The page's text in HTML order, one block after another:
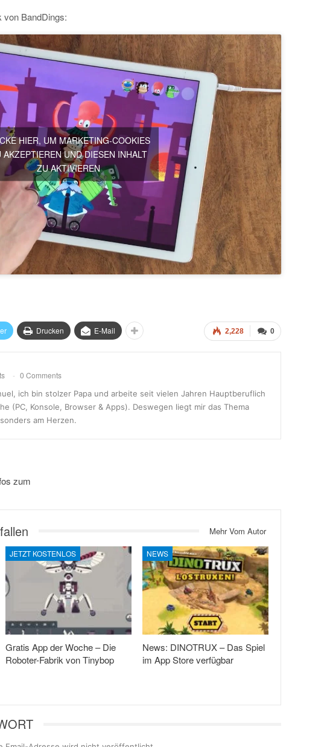
von BandDings:
HIER, UM MARKETING-COOKIES
AKZEPTIEREN UND DIESEN INHALT
ZU AKTIVIEREN
0
2,228
Drucken E-Mail
0 Comments
ich bin stolzer Papa und arbeite seit vielen Jahren Hauptberuflich
(PC, Konsole, Browser & Apps). Deswegen liegt mir das Thema
am Herzen.
zum
Mehr Vom Autor
JETZT KOSTENLOS
Gratis App der Woche – Die
Roboter-Fabrik von Tinybop
NEWS
News: DINOTRUX – Das Spiel
im App Store verfügbar